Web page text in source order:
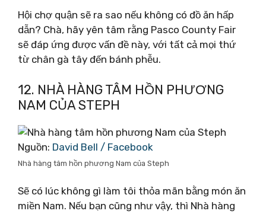
Hội chợ quận sẽ ra sao nếu không có đồ ăn hấp
dẫn? Chà, hãy yên tâm rằng Pasco County Fair
sẽ đáp ứng được vấn đề này, với tất cả mọi thứ
từ chân gà tây đến bánh phễu.
12. NHÀ HÀNG TÂM HỒN PHƯƠNG
NAM CỦA STEPH
Nguồn: David Bell / Facebook
Nhà hàng tâm hồn phương Nam của Steph
Sẽ có lúc không gì làm tôi thỏa mãn bằng món ăn
miền Nam. Nếu bạn cũng như vậy, thì Nhà hàng